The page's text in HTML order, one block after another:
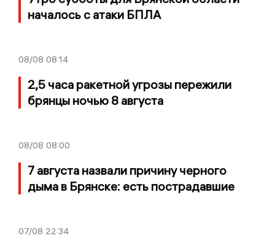
началось с атаки БПЛА
08/08 08:14
2,5 часа ракетной угрозы пережили
брянцы ночью 8 августа
08/08 08:00
7 августа назвали причину черного
дыма в Брянске: есть пострадавшие
07/08 22:34